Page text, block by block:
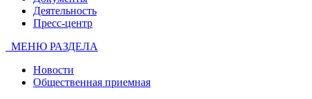
Деятельность
Пресс-центр
МЕНЮ РАЗДЕЛА
Новости
Общественная приемная